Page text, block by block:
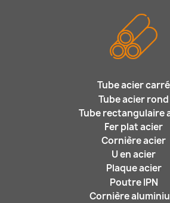
Tube acier carré
Tube acier rond
Tube rectangulaire
Fer plat acier
Cornière acier
U en acier
Plaque acier
Poutre IPN
Cornière